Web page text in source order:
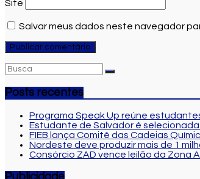
Site
Salvar meus dados neste navegador
Posts recentes
Programa Speak Up reúne
Estudante de Salvador é
FIEB lança Comitê das Cadeias
Nordeste deve produzir mais de 1
Consórcio ZAD vence leilão da Zona